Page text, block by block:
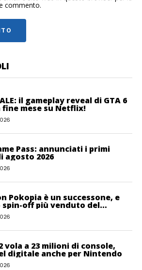
commento.
il gameplay reveal di GTA 6
fine mese su Netflix!
Pass: annunciati i primi
agosto 2026
Pokopia è un successone, e
off più venduto del
vola a 23 milioni di console,
digitale anche per Nintendo